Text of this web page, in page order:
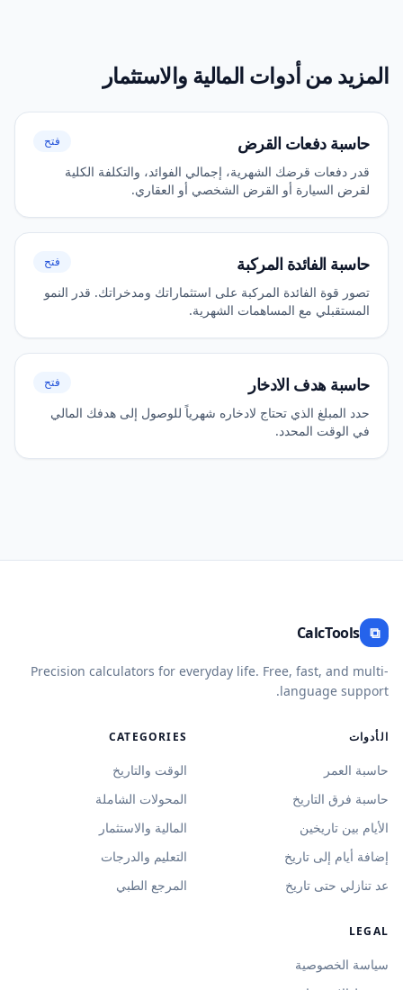
المزيد من أدوات المالية والاستثمار
حاسبة دفعات القرض فتح
قدر دفعات قرضك الشهرية، إجمالي الفوائد، والتكلفة الكلية
لقرض السيارة أو القرض الشخصي أو العقاري.
حاسبة الفائدة المركبة فتح
تصور قوة الفائدة المركبة على استثماراتك ومدخراتك. قدر النمو
المستقبلي مع المساهمات الشهرية.
حاسبة هدف الادخار فتح
حدد المبلغ الذي تحتاج لادخاره شهرياً للوصول إلى هدفك المالي
في الوقت المحدد.
⧉
CalcTools
Precision calculators for everyday life. Free, fast, and multi-
language support.
الأدوات
حاسبة العمر
حاسبة فرق التاريخ
الأيام بين تاريخين
إضافة أيام إلى تاريخ
عد تنازلي حتى تاريخ
CATEGORIES
الوقت والتاريخ
المحولات الشاملة
المالية والاستثمار
التعليم والدرجات
المرجع الطبي
LEGAL
سياسة الخصوصية